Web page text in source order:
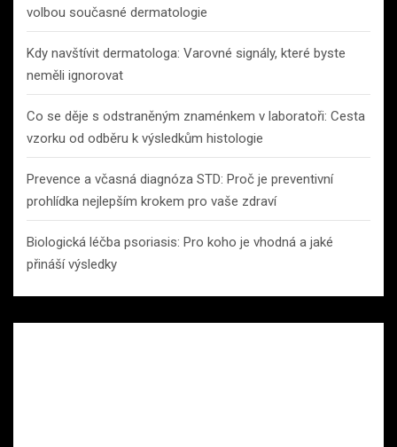
volbou současné dermatologie
Kdy navštívit dermatologa: Varovné signály, které byste
neměli ignorovat
Co se děje s odstraněným znaménkem v laboratoři: Cesta
vzorku od odběru k výsledkům histologie
Prevence a včasná diagnóza STD: Proč je preventivní
prohlídka nejlepším krokem pro vaše zdraví
Biologická léčba psoriasis: Pro koho je vhodná a jaké
přináší výsledky